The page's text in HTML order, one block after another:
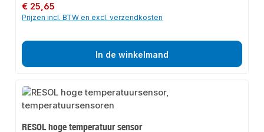
Normale prijs:
€ 25,65
Prijzen incl. BTW en excl. verzendkosten
In de winkelmand
RESOL hoge temperatuur sensor